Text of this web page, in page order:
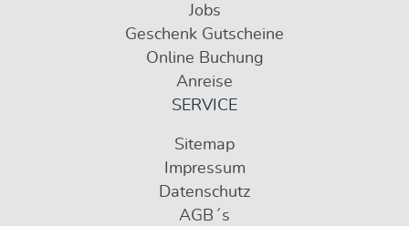
Jobs
Geschenk Gutscheine
Online Buchung
Anreise
SERVICE
Sitemap
Impressum
Datenschutz
AGB´s